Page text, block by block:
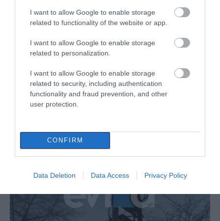
I want to allow Google to enable storage
related to functionality of the website or app.
I want to allow Google to enable storage
related to personalization.
I want to allow Google to enable storage
related to security, including authentication
functionality and fraud prevention, and other
user protection.
CONFIRM
Data Deletion Data Access Privacy Policy
ΔΙΑΒΑΣΤΕ ΕΠΙΣΗΣ